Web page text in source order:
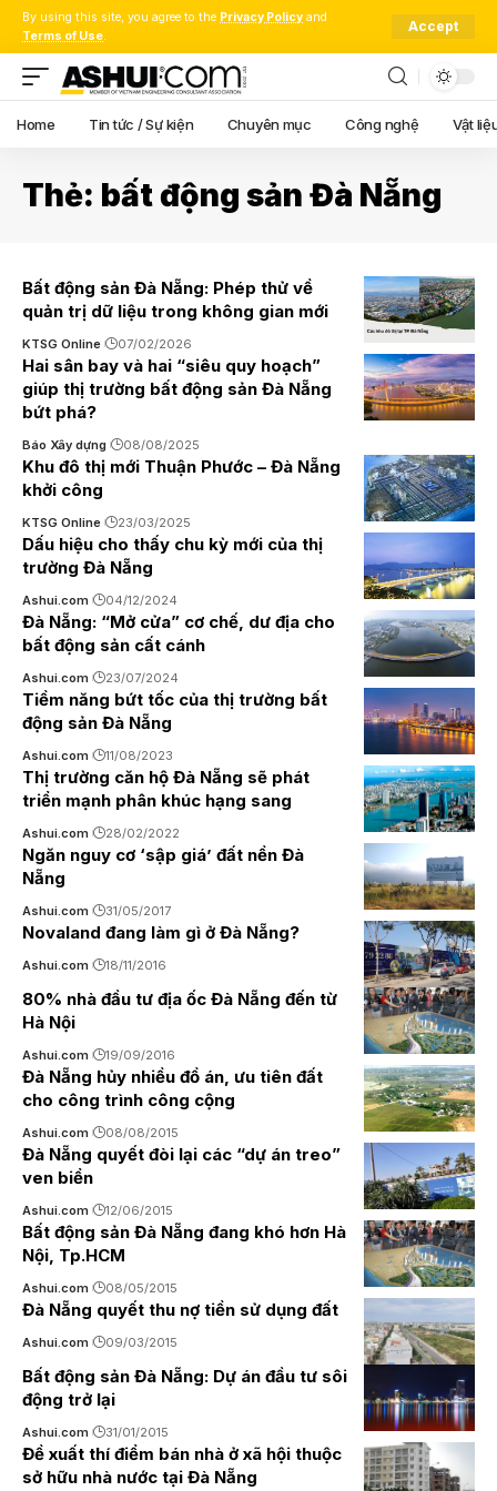
By using this site, you agree to the Privacy Policy and
Terms of Use.
Accept
Home Tin tức / Sự kiện Chuyên mục Công nghệ Vật
Thẻ: bất động sản Đà Nẵng
Bất động sản Đà Nẵng: Phép thử về
quản trị dữ liệu trong không gian mới
KTSG Online 07/02/2026
Hai sân bay và hai “siêu quy hoạch”
giúp thị trường bất động sản Đà Nẵng
bứt phá?
Báo Xây dựng 08/08/2025
Khu đô thị mới Thuận Phước – Đà Nẵng
khởi công
KTSG Online 23/03/2025
Dấu hiệu cho thấy chu kỳ mới của thị
trường Đà Nẵng
Ashui.com 04/12/2024
Đà Nẵng: “Mở cửa” cơ chế, dư địa cho
bất động sản cất cánh
Ashui.com 23/07/2024
Tiềm năng bứt tốc của thị trường bất
động sản Đà Nẵng
Ashui.com 11/08/2023
Thị trường căn hộ Đà Nẵng sẽ phát
triển mạnh phân khúc hạng sang
Ashui.com 28/02/2022
Ngăn nguy cơ ‘sập giá’ đất nền Đà
Nẵng
Ashui.com 31/05/2017
Novaland đang làm gì ở Đà Nẵng?
Ashui.com 18/11/2016
80% nhà đầu tư địa ốc Đà Nẵng đến từ
Hà Nội
Ashui.com 19/09/2016
Đà Nẵng hủy nhiều đồ án, ưu tiên đất
cho công trình công cộng
Ashui.com 08/08/2015
Đà Nẵng quyết đòi lại các “dự án treo”
ven biển
Ashui.com 12/06/2015
Bất động sản Đà Nẵng đang khó hơn Hà
Nội, Tp.HCM
Ashui.com 08/05/2015
Đà Nẵng quyết thu nợ tiền sử dụng đất
Ashui.com 09/03/2015
Bất động sản Đà Nẵng: Dự án đầu tư sôi
động trở lại
Ashui.com 31/01/2015
Đề xuất thí điểm bán nhà ở xã hội thuộc
sở hữu nhà nước tại Đà Nẵng